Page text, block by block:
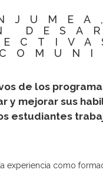
de los
mejorar sus
estudiantes
experiencia como